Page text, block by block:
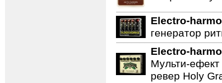
Electro-
генератор
Electro-
Мульти-ефект
ревер Holy